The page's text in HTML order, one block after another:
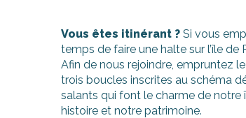
Vous êtes itinérant ? Si vous
temps de faire une halte sur l’île de
Afin de nous rejoindre, empruntez
trois boucles inscrites au schéma
salants qui font le charme de notre
histoire et notre patrimoine.